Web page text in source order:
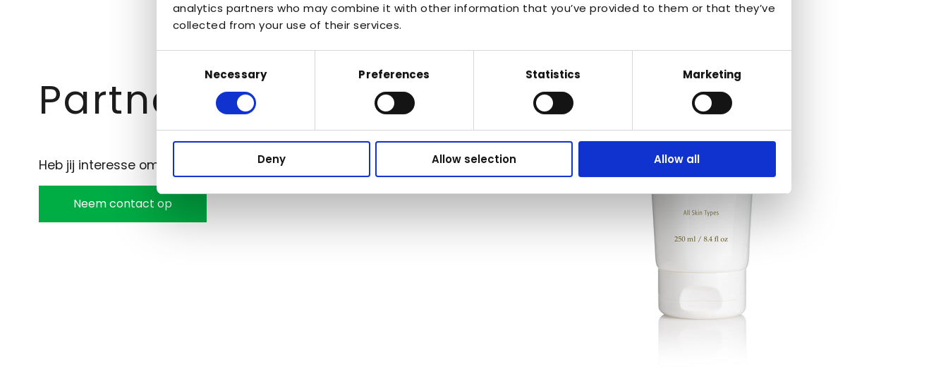
analytics partners who may combine it with other information that you’ve provided to them or that they’ve
collected from your use of their services.
SelectionNecessary Preferences Statistics Marketing
Deny Allow selection Allow all
Partnership
Heb jij interesse om samen te werken met A&P Nature Brands?
Neem contact op